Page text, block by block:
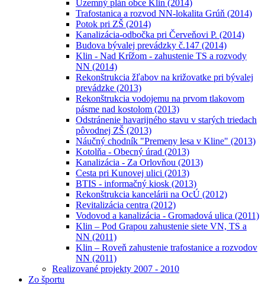
Územný plán obce Klin (2014)
Trafostanica a rozvod NN-lokalita Grúň (2014)
Potok pri ZŠ (2014)
Kanalizácia-odbočka pri Červeňovi P. (2014)
Budova bývalej prevádzky č.147 (2014)
Klin - Nad Krížom - zahustenie TS a rozvody
NN (2014)
Rekonštrukcia žľabov na križovatke pri bývalej
prevádzke (2013)
Rekonštrukcia vodojemu na prvom tlakovom
pásme nad kostolom (2013)
Odstránenie havarijného stavu v starých triedach
pôvodnej ZŠ (2013)
Náučný chodník "Premeny lesa v Kline" (2013)
Kotolňa - Obecný úrad (2013)
Kanalizácia - Za Orlovňou (2013)
Cesta pri Kunovej ulici (2013)
BTIS - informačný kiosk (2013)
Rekonštrukcia kancelárii na OcÚ (2012)
Revitalizácia centra (2012)
Vodovod a kanalizácia - Gromadová ulica (2011)
Klin – Pod Grapou zahustenie siete VN, TS a
NN (2011)
Klin – Roveň zahustenie trafostanice a rozvodov
NN (2011)
Realizované projekty 2007 - 2010
Zo športu